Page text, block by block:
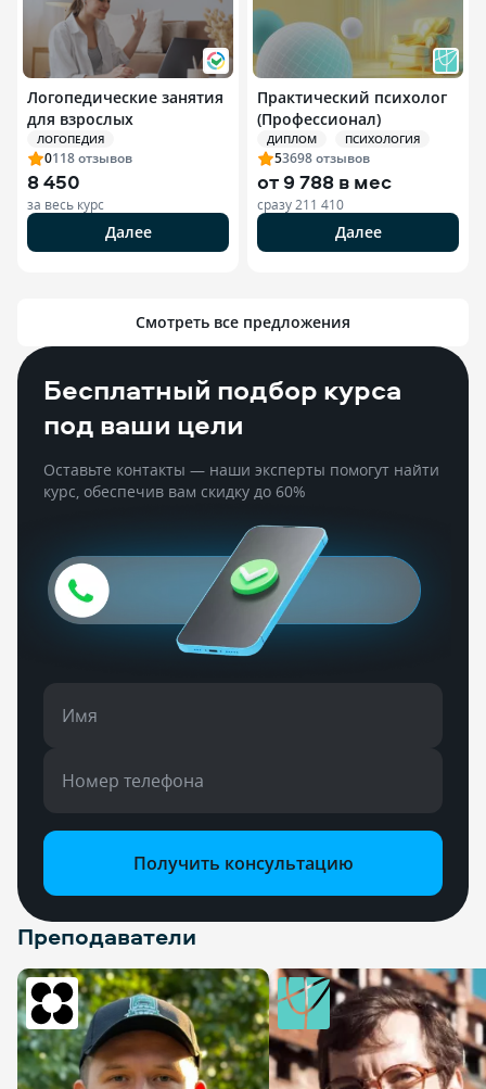
Логопедические занятия
для взрослых
ЛОГОПЕДИЯ
0118отзывов
8 450
за весь курс
Далее
Практический психолог
(Профессионал)
ДИПЛОМ ПСИХОЛОГИЯ
53698отзывов
от9 788 в мес
сразу 211 410
Далее
Смотреть все предложения
Бесплатный подбор курса
под ваши цели
Оставьте контакты — наши эксперты помогут найти
курс, обеспечив вам скидку до 60%
Имя
Номер телефона
Получить консультацию
Преподаватели